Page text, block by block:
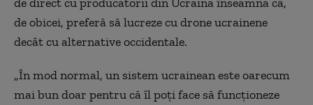
de obicei, preferă să lucreze cu drone ucrainene
decât cu alternative occidentale.
„În mod normal, un sistem ucrainean este oarecum
mai bun doar pentru că îl poți face să funcționeze